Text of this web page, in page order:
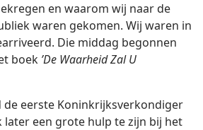
en waarom wij naar de
waren gekomen. Wij waren in
Die middag begonnen
boek ’De Waarheid Zal U
de eerste Koninkrijksverkondiger
later een grote hulp te zijn bij het